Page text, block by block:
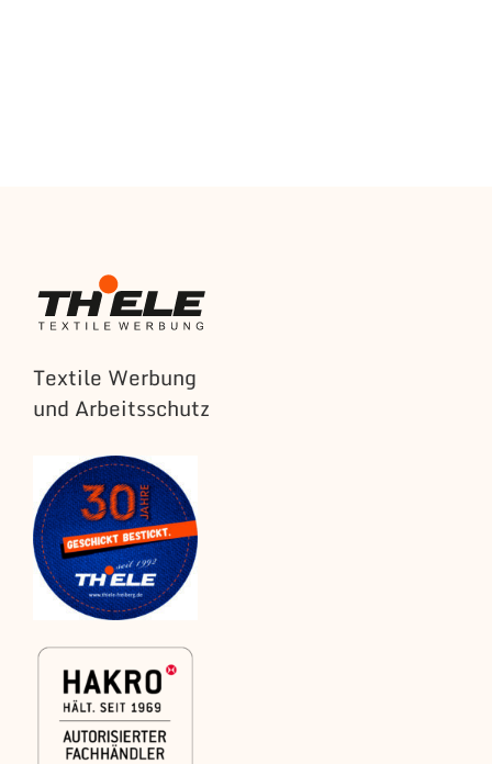
Textile Werbung
und Arbeitsschutz